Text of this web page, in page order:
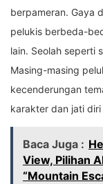
berpameran. Gaya
pelukis berbeda-
lain. Seolah seperti
Masing-masing
kecenderungan
karakter dan jati
Baca Juga :
View, Pilihan
“Mountain